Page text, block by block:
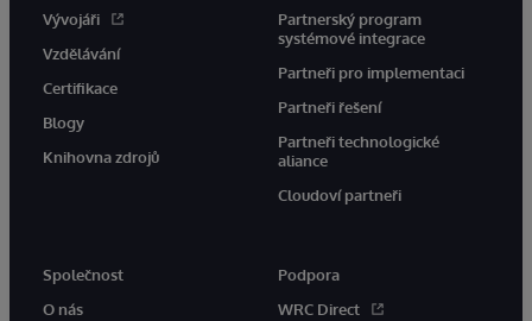
Vývojáři
Vzdělávání
Certifikace
Blogy
Knihovna zdrojů
Partnerský program
systémové integrace
Partneři pro implementaci
Partneři řešení
Partneři technologické
aliance
Cloudoví partneři
Společnost
O nás
Podpora
WRC Direct